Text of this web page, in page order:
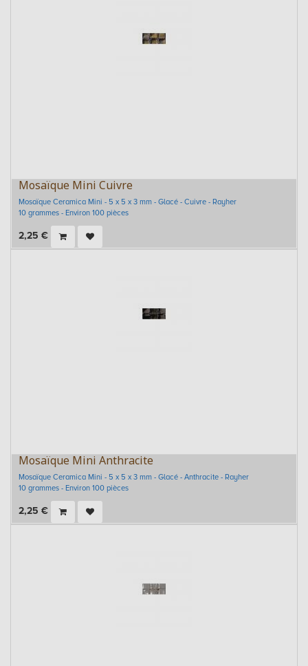
Mosaïque Mini Cuivre
Mosaïque Ceramica Mini - 5 x 5 x 3 mm - Glacé - Cuivre - Rayher
10 grammes - Environ 100 pièces
2,25 €
Mosaïque Mini Anthracite
Mosaïque Ceramica Mini - 5 x 5 x 3 mm - Glacé - Anthracite - Rayher
10 grammes - Environ 100 pièces
2,25 €